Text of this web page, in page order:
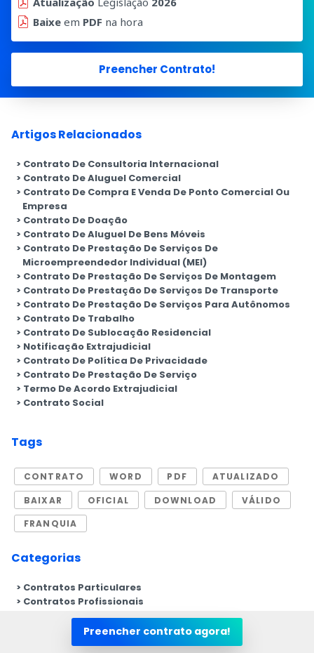
Baixe em PDF na hora
Preencher Contrato!
Artigos Relacionados
Contrato De Consultoria Internacional
Contrato De Aluguel Comercial
Contrato De Compra E Venda De Ponto Comercial Ou
Empresa
Contrato De Doação
Contrato De Aluguel De Bens Móveis
Contrato De Prestação De Serviços De
Microempreendedor Individual (MEI)
Contrato De Prestação De Serviços De Montagem
Contrato De Prestação De Serviços De Transporte
Contrato De Prestação De Serviços Para Autônomos
Contrato De Trabalho
Contrato De Sublocação Residencial
Notificação Extrajudicial
Contrato De Política De Privacidade
Contrato De Prestação De Serviço
Termo De Acordo Extrajudicial
Contrato Social
Tags
CONTRATO WORD PDF
ATUALIZADO
BAIXAR
OFICIAL DOWNLOAD
VÁLIDO
FRANQUIA
Categorias
Contratos Particulares
Contratos Profissionais
Petições Jurídicas
Preencher contrato agora!